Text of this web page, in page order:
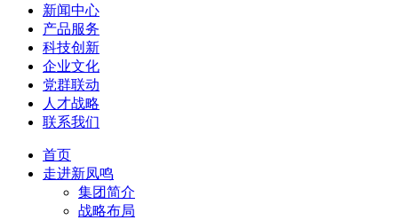
新闻中心
产品服务
科技创新
企业文化
党群联动
人才战略
联系我们
首页
走进新凤鸣
集团简介
战略布局